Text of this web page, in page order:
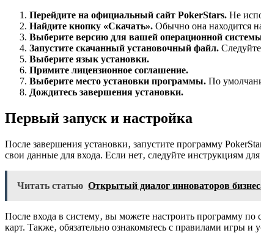
Перейдите на официальный сайт PokerStars. Не
Найдите кнопку «Скачать». Обычно она находится
Выберите версию для вашей операционной
Запустите скачанный установочный файл.
Выберите язык установки.
Примите лицензионное соглашение.
Выберите место установки программы. По
Дождитесь завершения установки.
Первый запуск и настройка
После завершения установки‚ запустите программу
свои данные для входа. Если нет‚ следуйте инструкциям
Читать статью Открытый диалог инноваторов
После входа в систему‚ вы можете настроить программу
карт. Также‚ обязательно ознакомьтесь с правилами игры и